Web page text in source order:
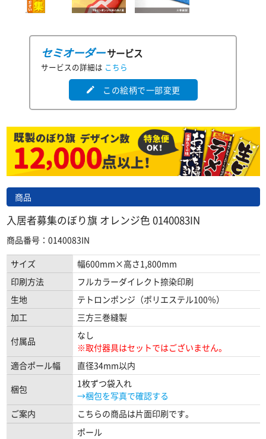
セミオーダーサービス
サービスの詳細は こちら
edit この絵柄で一部変更
商品
入居者募集のぼり旗 オレンジ色 0140083IN
商品番号：0140083IN
サイズ
幅600mm×高さ1,800mm
印刷方法
フルカラーダイレクト捺染印刷
生地
テトロンポンジ（ポリエステル100％）
加工
三方三巻縫製
付属品
なし
※取付器具はセットではございません。
適合ポール幅
直径34mm以内
梱包
1枚ずつ袋入れ
→梱包を写真で確認する
ご案内
こちらの商品は片面印刷です。
ポール